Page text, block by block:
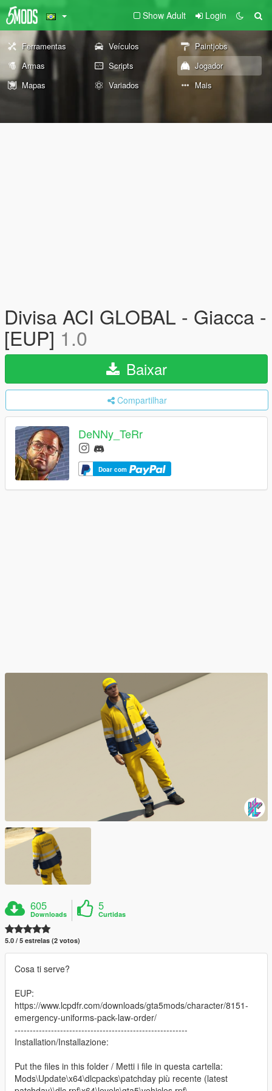
Show Adult Login
Ferramentas Veículos
Paintjobs
Armas
Scripts
Jogador
Mapas
Variados Mais
Divisa ACI GLOBAL - Giacca -
[EUP] 1.0
Baixar
Compartilhar
DeNNy_TeRr
Doar com
605
Downloads
5
Curtidas
5.0 / 5 estrelas (2 votos)
Cosa ti serve?
EUP:
https://www.lcpdfr.com/downloads/gta5mods/character/8151-
emergency-uniforms-pack-law-order/
---------------------------------------------------------
Installation/Installazione:
Put the files in this folder / Metti i file in questa cartella:
Mods\Update\x64\dlcpacks\patchday più recente (latest